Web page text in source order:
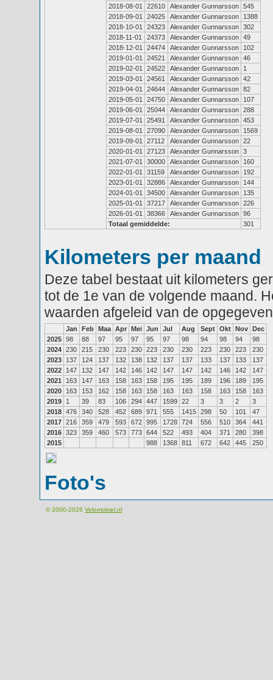
2018-08-01
22610 Alexander Gunnarsson 545
2018-09-01
24025 Alexander Gunnarsson
1388
2018-10-01
24323 Alexander Gunnarsson 302
2018-11-01
24373 Alexander Gunnarsson 49
2018-12-01
24474 Alexander Gunnarsson
102
2019-01-01
24521 Alexander Gunnarsson 46
2019-02-01
24522 Alexander Gunnarsson
1
2019-03-01
24561 Alexander Gunnarsson 42
2019-04-01
24644 Alexander Gunnarsson 82
2019-05-01
24750 Alexander Gunnarsson
107
2019-06-01
25044 Alexander Gunnarsson 288
2019-07-01
25491 Alexander Gunnarsson 453
2019-08-01
27090 Alexander Gunnarsson
1569
2019-09-01
27112 Alexander Gunnarsson 22
2020-01-01
27123 Alexander Gunnarsson 3
2021-07-01
30000 Alexander Gunnarsson
160
2022-01-01
31159 Alexander Gunnarsson
192
2023-01-01
32886 Alexander Gunnarsson
144
2024-01-01
34500 Alexander Gunnarsson
135
2025-01-01
37217 Alexander Gunnarsson 226
2026-01-01
38366 Alexander Gunnarsson 96
Totaal gemiddelde:
301
Kilometers per maand
Deze tabel bestaat uit kilometers
tot de 1e van de volgende maand.
waarden afgeleid van de
Jan Feb Maa Apr Mei Jun Jul Aug Sept Okt Nov Dec
2025 98 88 97 95 97 95 97 98 94 98 94
98
2024 230 215 230 223 230 223 230 230 223 230 223
230
2023
137 124 137 132 138 132 137 137 133 137 133
137
2022
147 132 147 142 146 142 147 147 142 146 142
147
2021
163 147 163 158 163 158 195 195 189 196 189
195
2020
163 153 162 158 163 158 163 163 158 163 158
163
2019
1 39 83 106 294 447 1599 22 3 3 2
3
2018 476 340 528 452 689 971 555 1415 298 50 101
47
2017 216 359 479 593 672 995 1728 724 556 510 364
441
2016 323 359 460 573 773 644 522 493 404 371 280
398
2015
988 1368 811 672 642 445 250
Foto's
© 2000-2026 Velomobiel.nl